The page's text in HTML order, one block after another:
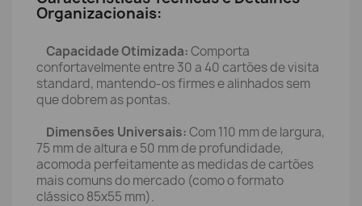
Organizacionais:
Capacidade Otimizada:Comporta
confortavelmente entre 30 a 40 cartões de visita
standard, mantendo-os firmes e alinhados sem
que dobrem as pontas.
Dimensões Universais:Com 110 mm de largura,
75 mm de altura e 50 mm de profundidade,
acomoda perfeitamente as medidas de cartões
mais comuns do mercado (como o formato
clássico 85x55 mm).